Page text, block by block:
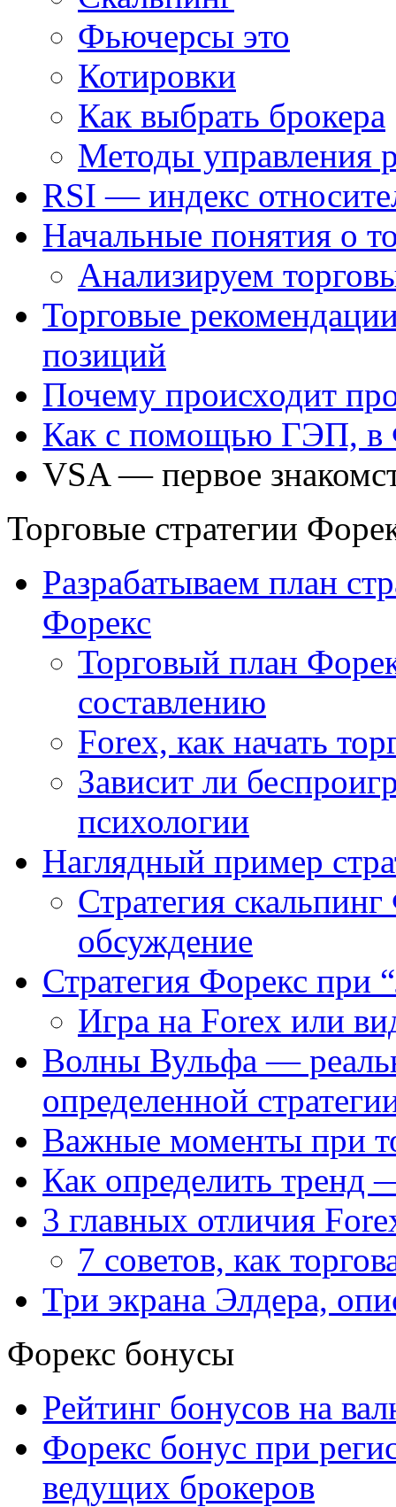
Фьючерсы это
Котировки
Как выбрать брокера
Методы управления
RSI — индекс
Начальные понятия о
Анализируем
Торговые
позиций
Почему происходит
Как с помощью ГЭП, в
VSA — первое
Торговые стратегии
Разрабатываем план
Форекс
Торговый план
составлению
Forex, как начать
Зависит ли
психологии
Наглядный пример
Стратегия
обсуждение
Стратегия Форекс при
Игра на Forex или
Волны Вульфа —
определенной
Важные моменты при
Как определить тренд
3 главных отличия
7 советов, как
Три экрана Элдера,
Форекс бонусы
Рейтинг бонусов на
Форекс бонус при
ведущих брокеров